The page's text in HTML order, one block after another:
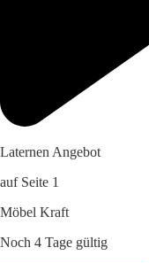
Laternen Angebot
auf Seite 1
Möbel Kraft
Noch 4 Tage gültig